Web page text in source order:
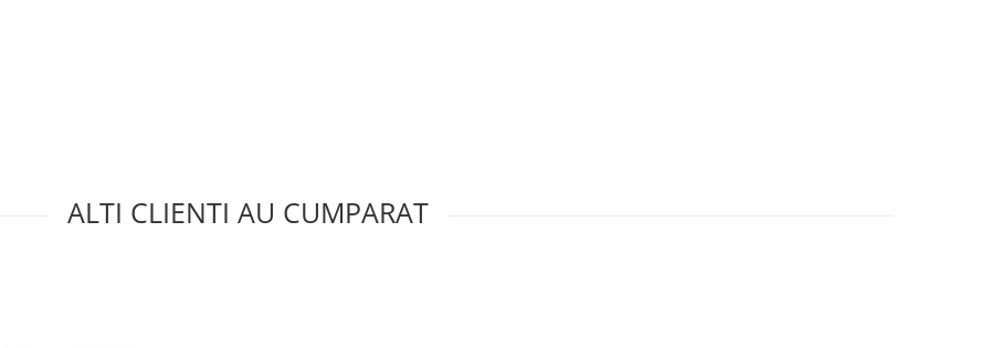
ALTI CLIENTI AU CUMPARAT